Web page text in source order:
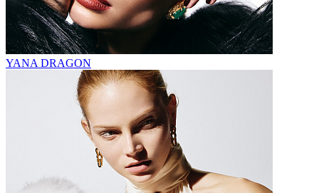
YANA DRAGON